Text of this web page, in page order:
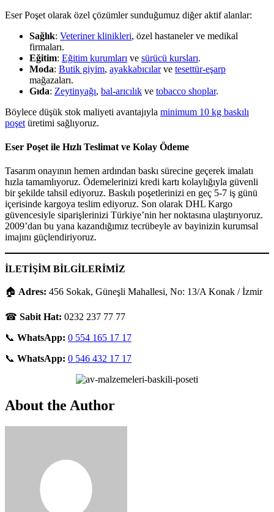
Eser Poşet olarak özel çözümler sunduğumuz diğer aktif alanlar:
Sağlık: Veteriner klinikleri, özel hastaneler ve medikal
firmaları.
Eğitim: Eğitim kurumları ve sürücü kursları.
Moda: Butik giyim, ayakkabıcılarve tesettür-eşarp
mağazaları.
Gıda: Zeytinyağı, bal-arıcılık ve tobacco shoplar.
Böylece düşük stok maliyeti avantajıyla minimum 10 kg baskılı
poşet üretimi sağlıyoruz.
Eser Poşet ile Hızlı Teslimat ve Kolay Ödeme
Tasarım onayının hemen ardından baskı sürecine geçerek imalatı
hızla tamamlıyoruz. Ödemelerinizi kredi kartı kolaylığıyla güvenli
bir şekilde tahsil ediyoruz. Baskılı poşetlerinizi en geç 5-7 iş günü
içerisinde kargoya teslim ediyoruz. Son olarak DHL Kargo
güvencesiyle siparişlerinizi Türkiye’nin her noktasına ulaştırıyoruz.
2009’dan bu yana kazandığımız tecrübeyle av bayinizin kurumsal
imajını güçlendiriyoruz.
İLETİŞİM BİLGİLERİMİZ
🏠 Adres: 456 Sokak, Güneşli Mahallesi, No: 13/A Konak / İzmir
☎ Sabit Hat: 0232 237 77 77
📞 WhatsApp: 0 554 165 17 17
📞 WhatsApp: 0 546 432 17 17
About the Author